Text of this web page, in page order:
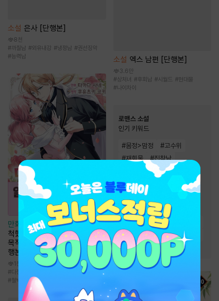
소설 은사 [단행본]
8천
#까칠남 #외유내강 #냉정남 #권선징악
#능력남
만화
[일권만] 매료 마법에 걸린
척했더니 냉담했던 약혼자가 맹
목적인 사랑꾼이 되었습니다 [단
행본]
1천
#다정남 #서양풍
#철벽녀
소설 엑스 남편 [단행본]
3.6만
#상처녀 #후회남 #시월드 #현대물
#나이차이
로맨스 소설
인기 키워드
#몸정>맘정 #고수위
#재회물 #집착남
운명적사랑 #직진남
#상처녀
왕족/귀족
#소유욕/집착 #
능력남
#재벌남 다정남
#
능력녀 #계략남 # 절륜남
# 오해 # 상처남